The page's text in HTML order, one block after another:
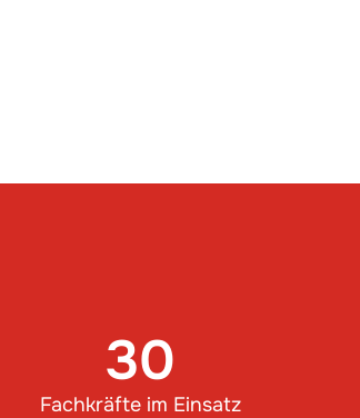
Fachkräfte im Einsatz
30